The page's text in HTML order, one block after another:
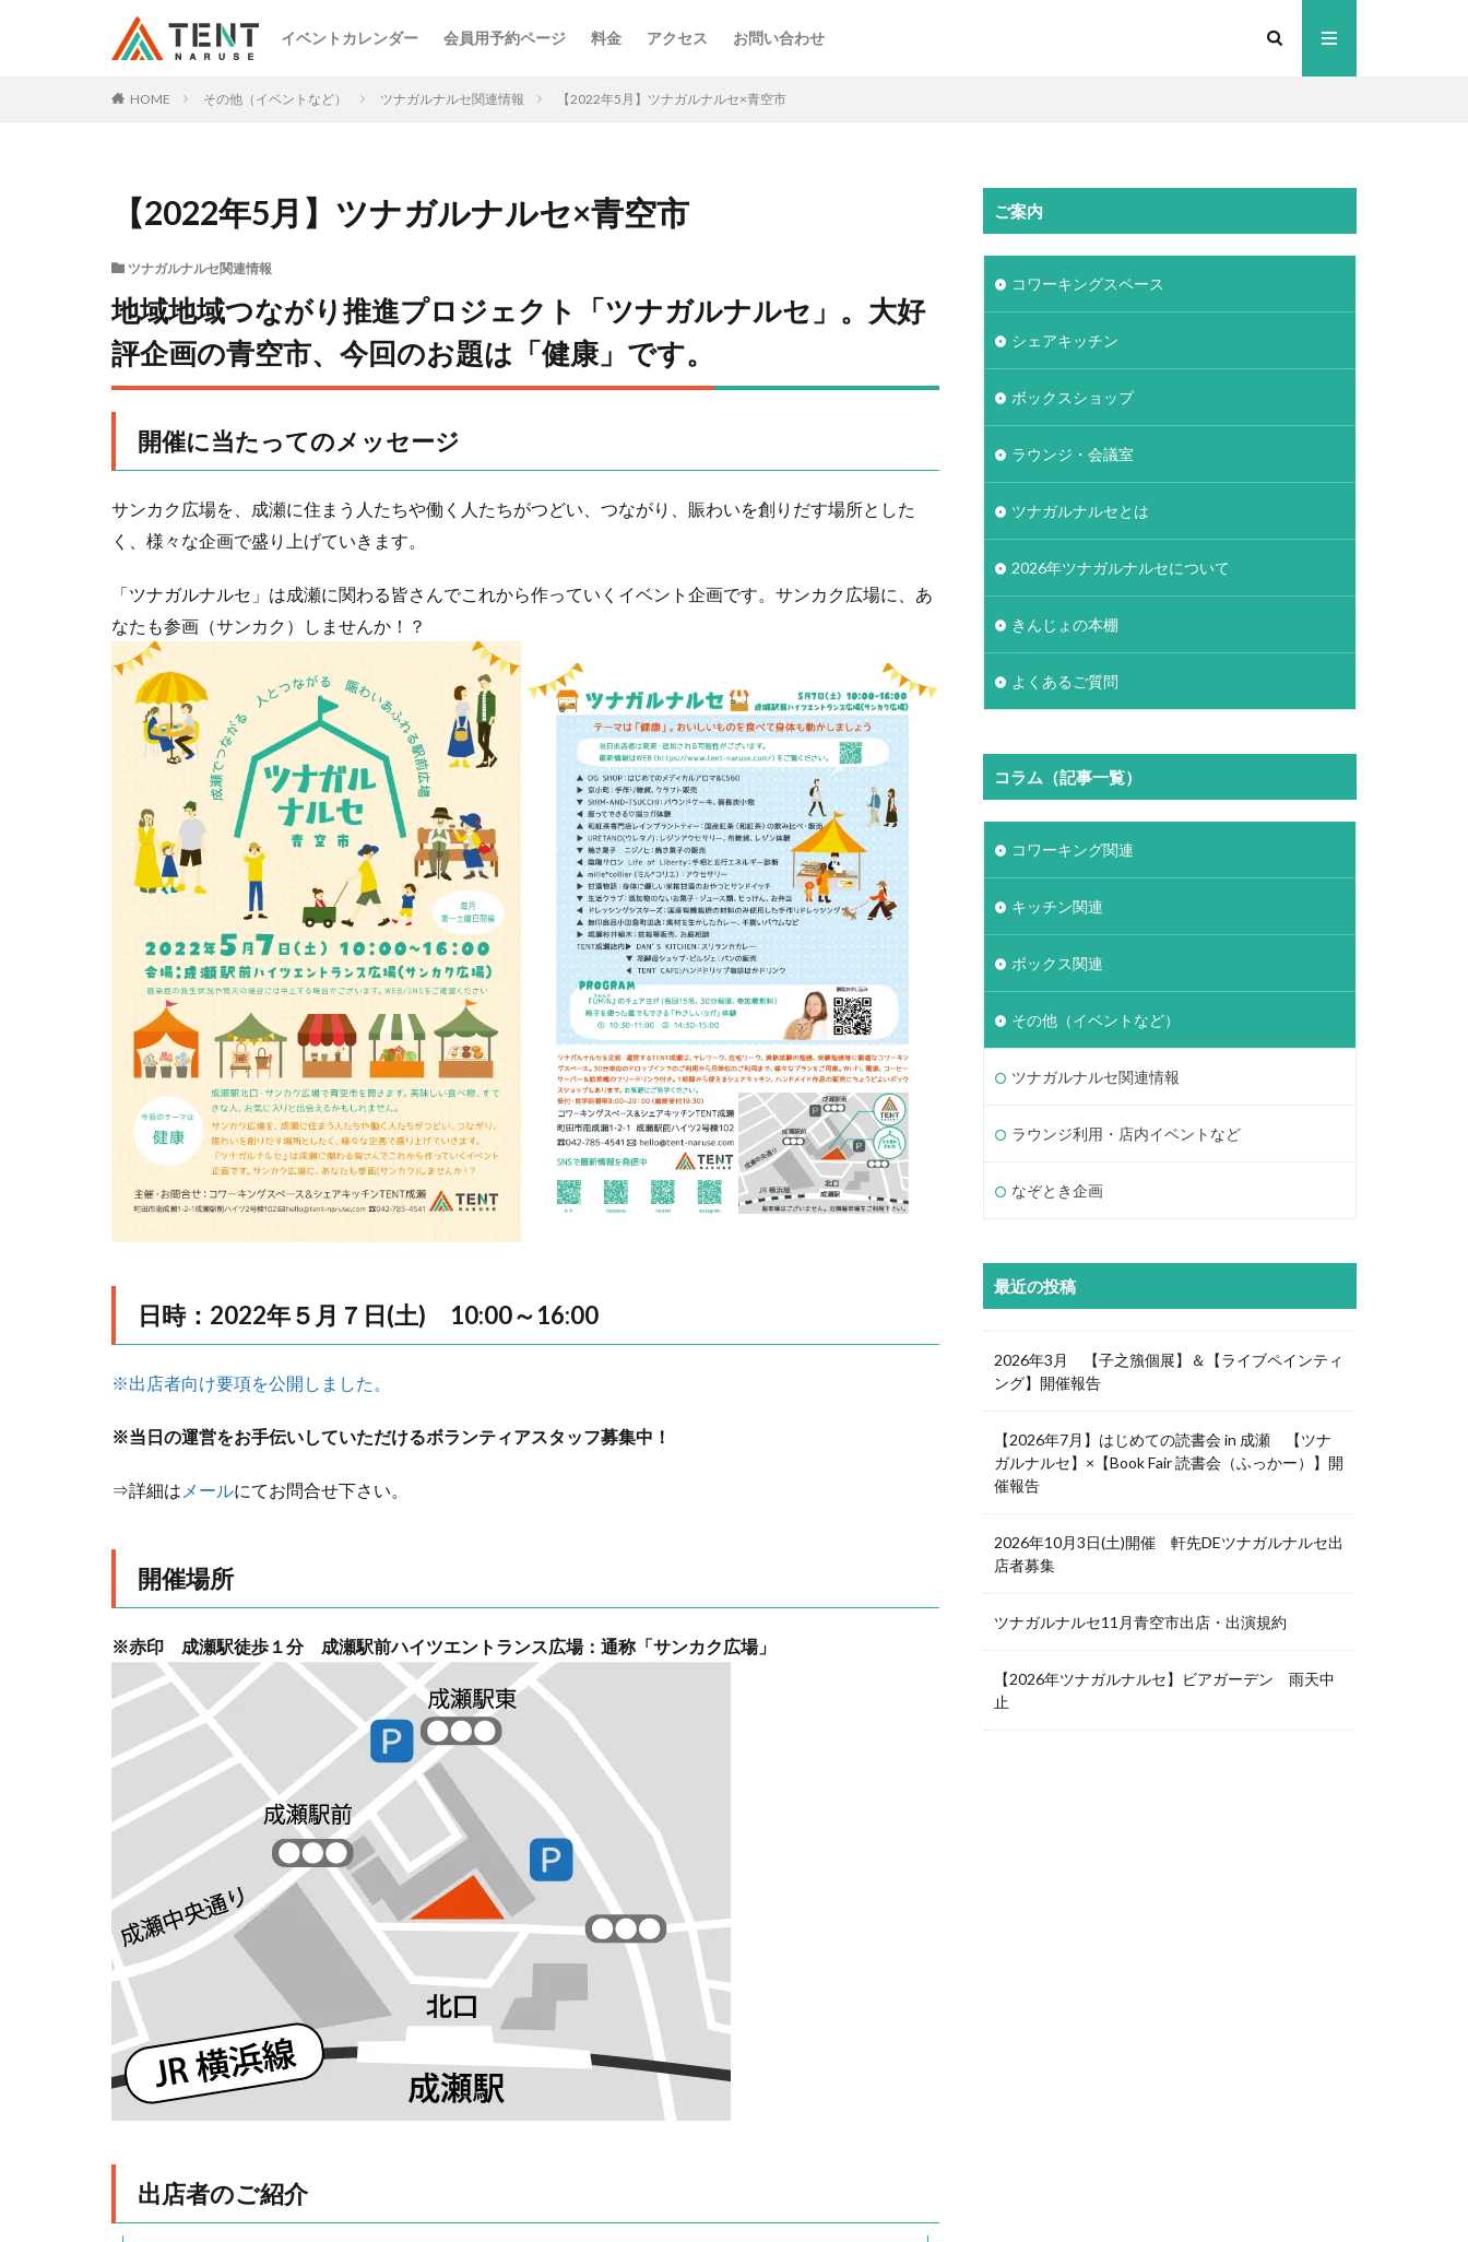
イベントカレンダー 会員用予約ページ 料金 アクセス お問い合わせ
HOME その他（イベントなど） ツナガルナルセ関連情報 【2022年5月】ツナガルナルセ×青空市
【2022年5月】ツナガルナルセ×青空市
ツナガルナルセ関連情報
地域地域つながり推進プロジェクト「ツナガルナルセ」。大好
評企画の青空市、今回のお題は「健康」です。
開催に当たってのメッセージ
サンカク広場を、成瀬に住まう人たちや働く人たちがつどい、つながり、賑わいを創りだす場所とした
く、様々な企画で盛り上げていきます。
「ツナガルナルセ」は成瀬に関わる皆さんでこれから作っていくイベント企画です。サンカク広場に、あ
なたも参画（サンカク）しませんか！？
日時：2022年５月７日(土) 10:00～16:00
※出店者向け要項を公開しました。
※当日の運営をお手伝いしていただけるボランティアスタッフ募集中！
⇒詳細は メールにてお問合せ下さい。
開催場所
※赤印 成瀬駅徒歩１分 成瀬駅前ハイツエントランス広場：通称「サンカク広場」
出店者のご紹介
ご案内
コワーキングスペース
シェアキッチン
ボックスショップ
ラウンジ・会議室
ツナガルナルセとは
2026年ツナガルナルセについて
きんじょの本棚
よくあるご質問
コラム（記事一覧）
コワーキング関連
キッチン関連
ボックス関連
その他（イベントなど）
ツナガルナルセ関連情報
ラウンジ利用・店内イベントなど
なぞとき企画
最近の投稿
2026年3月 【子之籏個展】＆【ライブペインティ
ング】開催報告
【2026年7月】はじめての読書会 in 成瀬 【ツナ
ガルナルセ】×【Book Fair 読書会（ふっかー）】開
催報告
2026年10月3日(土)開催 軒先DEツナガルナルセ出
店者募集
ツナガルナルセ11月青空市出店・出演規約
【2026年ツナガルナルセ】ビアガーデン 雨天中
止